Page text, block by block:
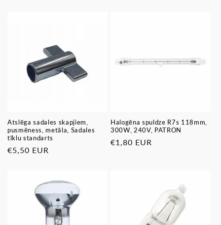
Atslēga sadales skapjiem,
pusmēness, metāla, Sadales
tīklu standarts
Parastā
€5,50 EUR
Halogēna spuldze R7s 118mm,
300W, 240V, PATRON
Parastā
€1,80 EUR